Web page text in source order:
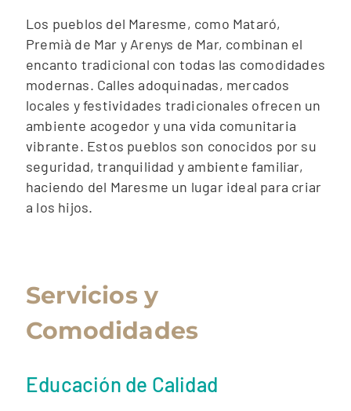
Los pueblos del Maresme, como Mataró,
Premià de Mar y Arenys de Mar, combinan el
encanto tradicional con todas las comodidades
modernas. Calles adoquinadas, mercados
locales y festividades tradicionales ofrecen un
ambiente acogedor y una vida comunitaria
vibrante. Estos pueblos son conocidos por su
seguridad, tranquilidad y ambiente familiar,
haciendo del Maresme un lugar ideal para criar
a los hijos.
Servicios y
Comodidades
Educación de Calidad